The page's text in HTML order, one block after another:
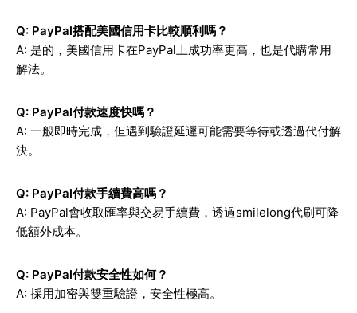
Q: PayPal搭配美國信用卡比較順利嗎？
A: 是的，美國信用卡在PayPal上成功率更高，也是代購常用
解法。
Q: PayPal付款速度快嗎？
A: 一般即時完成，但遇到驗證延遲可能需要等待或透過代付解
決。
Q: PayPal付款手續費高嗎？
A: PayPal會收取匯率與交易手續費，透過smilelong代刷可降
低額外成本。
Q: PayPal付款安全性如何？
A: 採用加密與雙重驗證，安全性極高。